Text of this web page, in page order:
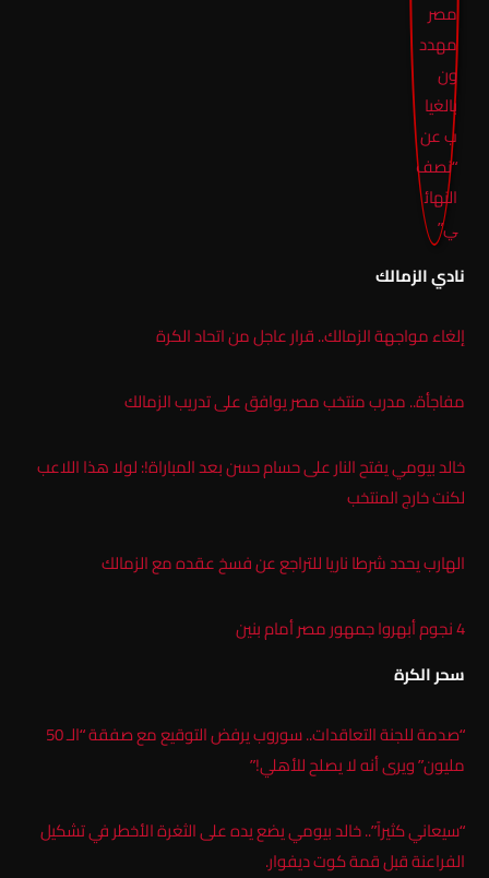
نادي الزمالك
إلغاء مواجهة الزمالك.. قرار عاجل من اتحاد الكرة
مفاجأة.. مدرب منتخب مصر يوافق على تدريب الزمالك
خالد بيومي يفتح النار على حسام حسن بعد المباراة!: لولا هذا اللاعب
لكنت خارج المنتخب
الهارب يحدد شرطا ناريا للتراجع عن فسخ عقده مع الزمالك
4 نجوم أبهروا جمهور مصر أمام بنين
سحر الكرة
“صدمة للجنة التعاقدات.. سوروب يرفض التوقيع مع صفقة “الـ 50
مليون” ويرى أنه لا يصلح للأهلي!”
“سيعاني كثيراً”.. خالد بيومي يضع يده على الثغرة الأخطر في تشكيل
الفراعنة قبل قمة كوت ديفوار.